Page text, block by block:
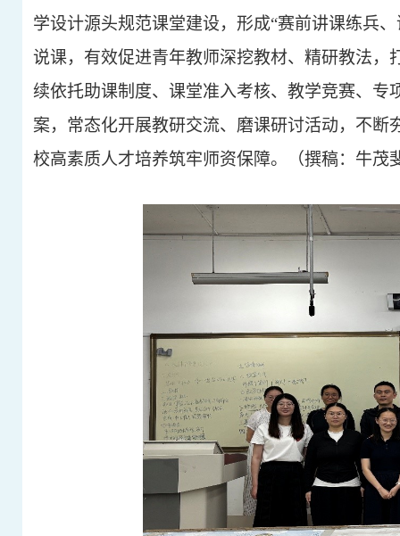
学设计源头规范课堂建设，形成“赛前讲课练兵
说课，有效促进青年教师深挖教材、精研教法
续依托助课制度、课堂准入考核、教学竞赛、
案，常态化开展教研交流、磨课研讨活动，不
校高素质人才培养筑牢师资保障。（撰稿：牛茂